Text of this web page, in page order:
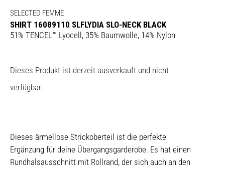
SELECTED FEMME
SHIRT 16089110 SLFLYDIA SLO-NECK BLACK
51% TENCEL™ Lyocell, 35% Baumwolle, 14% Nylon
Dieses Produkt ist derzeit ausverkauft und nicht
verfügbar.
Dieses ärmellose Strickoberteil ist die perfekte
Ergänzung für deine Übergangsgarderobe. Es hat einen
Rundhalsausschnitt mit Rollrand, der sich auch an den